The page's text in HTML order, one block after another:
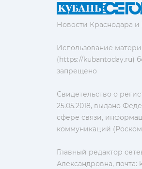
Новости Краснодара и
Использование
(https://kubantoday.ru)
запрещено
Свидетельство о
25.05.2018, выдано
сфере связи,
коммуникаций
Главный редактор
Александровна, почта: